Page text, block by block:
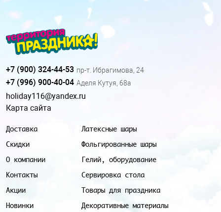
Доставка
Скидки
О компании
Контакты
Акции
Новинки
Латексные шары
Фольгированные шары
Гелий, оборудование
Сервировка стола
Товары для праздника
Декоративные материалы
+7 (900) 324-44-53 пр-т. Ибрагимова, 24
+7 (996) 900-40-04 Аделя Кутуя, 68а
holiday116@yandex.ru
Карта сайта